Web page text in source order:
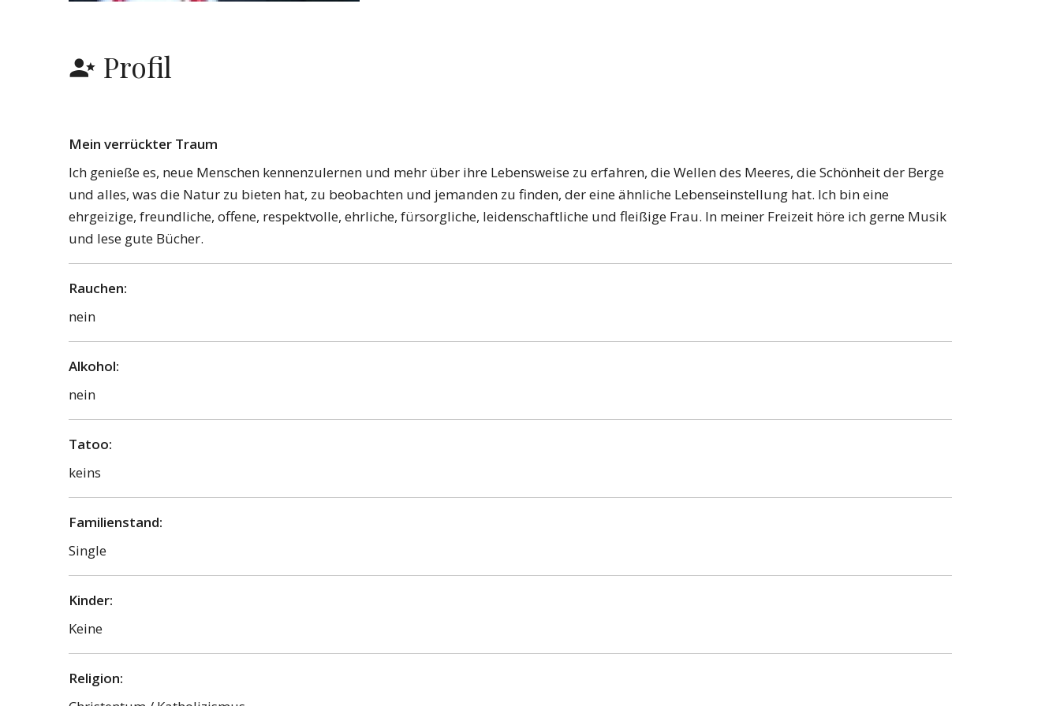
Profil
Mein verrückter Traum
Ich genieße es, neue Menschen kennenzulernen und mehr über ihre Lebensweise zu erfahren, die Wellen des Meeres, die Schönheit der Berge
und alles, was die Natur zu bieten hat, zu beobachten und jemanden zu finden, der eine ähnliche Lebenseinstellung hat. Ich bin eine
ehrgeizige, freundliche, offene, respektvolle, ehrliche, fürsorgliche, leidenschaftliche und fleißige Frau. In meiner Freizeit höre ich gerne Musik
und lese gute Bücher.
Rauchen:
nein
Alkohol:
nein
Tatoo:
keins
Familienstand:
Single
Kinder:
Keine
Religion: